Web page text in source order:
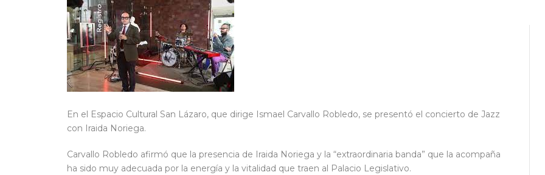
En el Espacio Cultural San Lázaro, que dirige Ismael Carvallo Robledo, se presentó el concierto de Jazz
con Iraida Noriega.
Carvallo Robledo afirmó que la presencia de Iraida Noriega y la “extraordinaria banda” que la acompaña
ha sido muy adecuada por la energía y la vitalidad que traen al Palacio Legislativo.